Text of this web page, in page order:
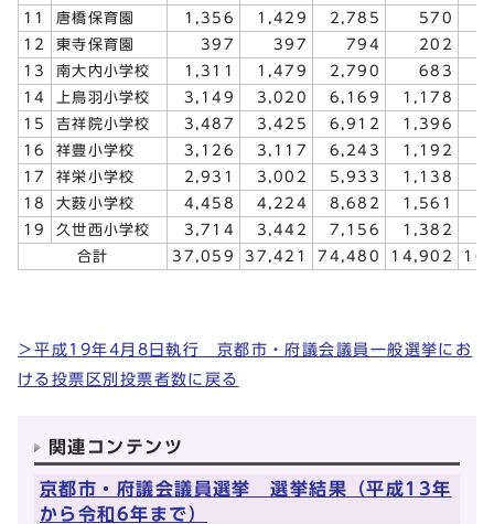
11
唐橋保育園 1,356 1,429 2,785 570
12
東寺保育園 397 397 794 202
13
南大内小学校 1,311 1,479 2,790 683
14
上鳥羽小学校 3,149 3,020 6,169 1,178
15
吉祥院小学校 3,487 3,425 6,912 1,396
16
祥豊小学校 3,126 3,117 6,243 1,192
17
祥栄小学校 2,931 3,002 5,933 1,138
18
大薮小学校 4,458 4,224 8,682 1,561
19
久世西小学校 3,714 3,442 7,156 1,382
合計
37,059 37,421 74,480 14,902
＞平成19年4月8日執行 京都市・府議会議員一般選挙にお
ける投票区別投票者数に戻る
関連コンテンツ
京都市・府議会議員選挙 選挙結果（平成13年
から令和6年まで）